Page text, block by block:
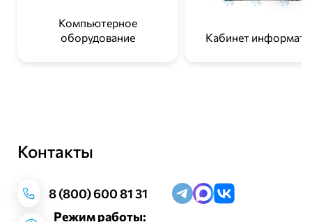
Компьютерное
оборудование
Кабинет
Контакты
8 (800) 600 81 31
Режим работы: